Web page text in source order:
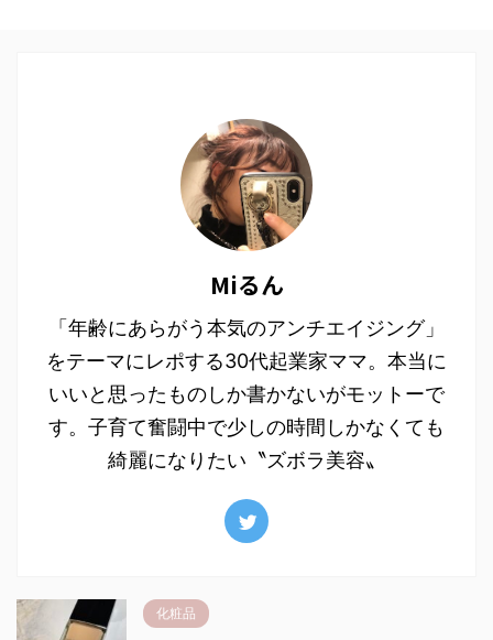
Miるん
「年齢にあらがう本気のアンチエイジング」
をテーマにレポする30代起業家ママ。本当に
いいと思ったものしか書かないがモットーで
す。子育て奮闘中で少しの時間しかなくても
綺麗になりたい〝ズボラ美容〟
化粧品